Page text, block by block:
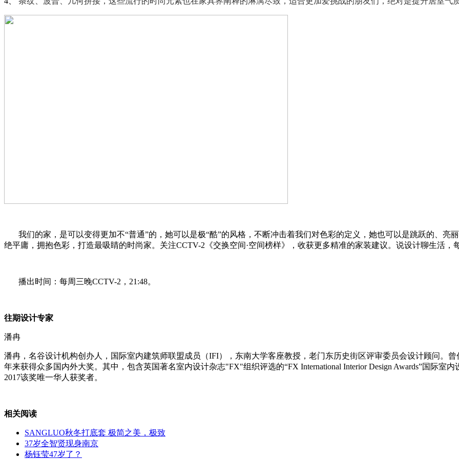
我们的家，是可以变得更加不“普通”的，她可以是极“酷”的风格，不断冲击着我们对色彩的定义，她也可以是跳跃的、亮
绝平庸，拥抱色彩，打造最吸睛的时尚家。关注CCTV-2 《交换空间·空间榜样》，收获更多精准的家装建议。说设计聊生活，
播出时间：每周三晚CCTV-2 ， 21:48。
往期设计专家
潘冉
潘冉，名谷设计机构创办人，国际室内建筑师联盟成员（IFI），东南大学客座教授，老门东历史街区评审委员会设计顾问。
年来获得众多国内外大奖。其中，包含英国著名室内设计杂志"FX"组织评选的“FX International Interior Design Awards”国际室内
2017该奖唯一华人获奖者。
相关阅读
SANGLUO秋冬打底套 极简之美，极致
37岁全智贤现身南京
杨钰莹47岁了？